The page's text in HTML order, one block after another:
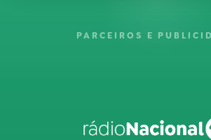
PARCEIROS E